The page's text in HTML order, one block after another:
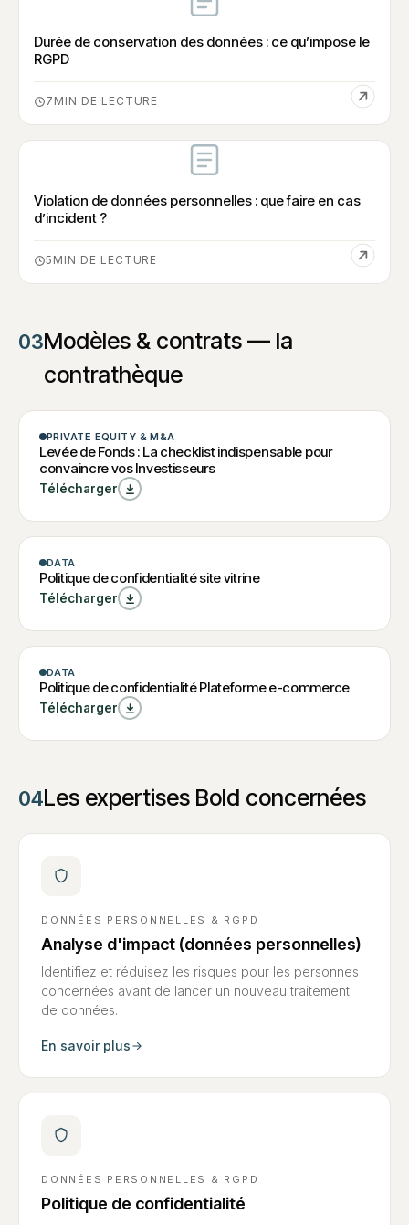
Durée de conservation des données : ce qu’impose le
RGPD
7
Violation de données personnelles : que faire en cas
d’incident ?
5
03Modèles & contrats — la
contrathèque
CHECK-LIST
Levée de
Fonds : La
checklist
indispensable
convaincre
vos
Levée de Fonds : La
checklist
indispensable pour
Investisseurs
PRIVATE EQUITY & M&A
Levée de Fonds : La checklist indispensable pour
convaincre vos Investisseurs
Télécharger
MODÈLE
Politique de
confidentialité
site vitrine
W
Politique de
confidentialité site
DATA
Politique de confidentialité site vitrine
Télécharger
MODÈLE
Politique de
confidentialité
Plateforme e-
W
Politique de
confidentialité
DATA
Politique de confidentialité Plateforme e-commerce
Télécharger
04Les expertises Bold concernées
DONNÉES PERSONNELLES & RGPD
Analyse d'impact (données personnelles)
Identifiez et réduisez les risques pour les personnes
concernées avant de lancer un nouveau traitement
de données.
En savoir plus
DONNÉES PERSONNELLES & RGPD
Politique de confidentialité